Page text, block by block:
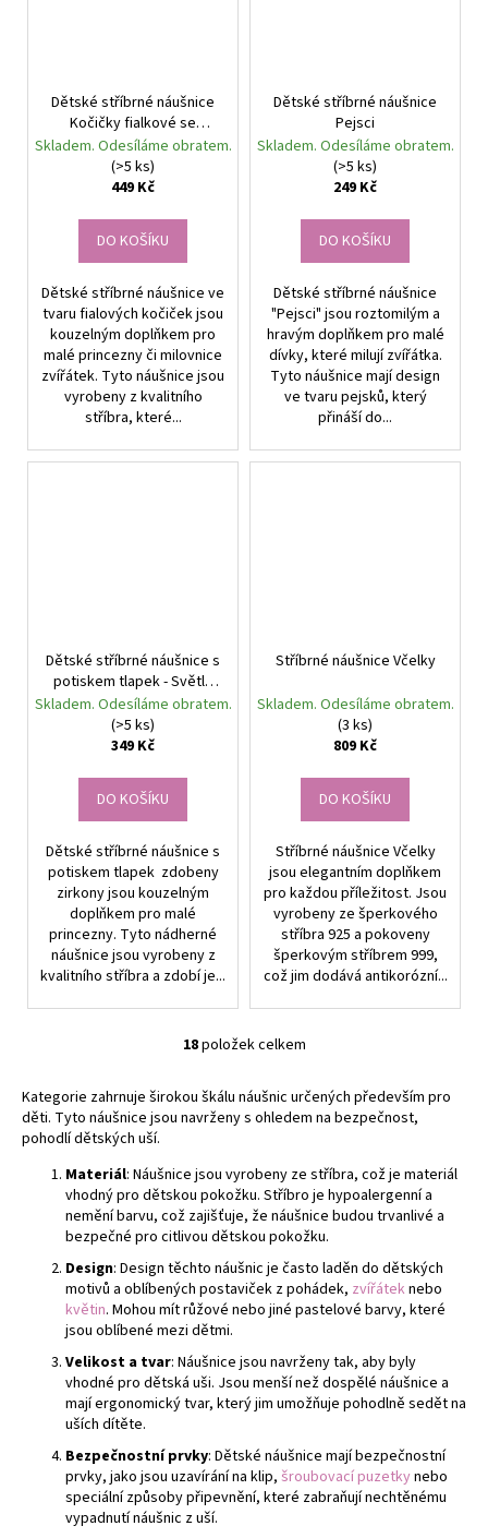
Dětské stříbrné náušnice
Kočičky fialkové se
zirkony
Skladem. Odesíláme obratem.
(>5 ks)
449 Kč
DO KOŠÍKU
Dětské stříbrné náušnice ve
tvaru fialových kočiček jsou
kouzelným doplňkem pro
malé princezny či milovnice
zvířátek. Tyto náušnice jsou
vyrobeny z kvalitního
stříbra, které...
Dětské stříbrné náušnice
Pejsci
Skladem. Odesíláme obratem.
(>5 ks)
249 Kč
DO KOŠÍKU
Dětské stříbrné náušnice
"Pejsci" jsou roztomilým a
hravým doplňkem pro malé
dívky, které milují zvířátka.
Tyto náušnice mají design
ve tvaru pejsků, který
přináší do...
Dětské stříbrné náušnice s
potiskem tlapek - Světle
modré
Skladem. Odesíláme obratem.
(>5 ks)
349 Kč
DO KOŠÍKU
Dětské stříbrné náušnice s
potiskem tlapek zdobeny
zirkony jsou kouzelným
doplňkem pro malé
princezny. Tyto nádherné
náušnice jsou vyrobeny z
kvalitního stříbra a zdobí je...
Stříbrné náušnice Včelky
Skladem. Odesíláme obratem.
(3 ks)
809 Kč
DO KOŠÍKU
Stříbrné náušnice Včelky
jsou elegantním doplňkem
pro každou příležitost. Jsou
vyrobeny ze šperkového
stříbra 925 a pokoveny
šperkovým stříbrem 999,
což jim dodává antikorózní...
O
l
á
a
c
í
p
r
v
k
v
ý
p
s
u
18položek celkem
Kategorie zahrnuje širokou škálu náušnic určených především pro
děti. Tyto náušnice jsou navrženy s ohledem na bezpečnost,
pohodlí dětských uší.
Materiál: Náušnice jsou vyrobeny ze stříbra, což je materiál
vhodný pro dětskou pokožku. Stříbro je hypoalergenní a
nemění barvu, což zajišťuje, že náušnice budou trvanlivé a
bezpečné pro citlivou dětskou pokožku.
Design: Design těchto náušnic je často laděn do dětských
motivů a oblíbených postaviček z pohádek, zvířáteknebo
květin. Mohou mít růžové nebo jiné pastelové barvy, které
jsou oblíbené mezi dětmi.
Velikost a tvar: Náušnice jsou navrženy tak, aby byly
vhodné pro dětská uši. Jsou menší než dospělé náušnice a
mají ergonomický tvar, který jim umožňuje pohodlně sedět na
uších dítěte.
Bezpečnostní prvky: Dětské náušnice mají bezpečnostní
prvky, jako jsou uzavírání na klip, šroubovací puzetkynebo
speciální způsoby připevnění, které zabraňují nechtěnému
vypadnutí náušnic z uší.